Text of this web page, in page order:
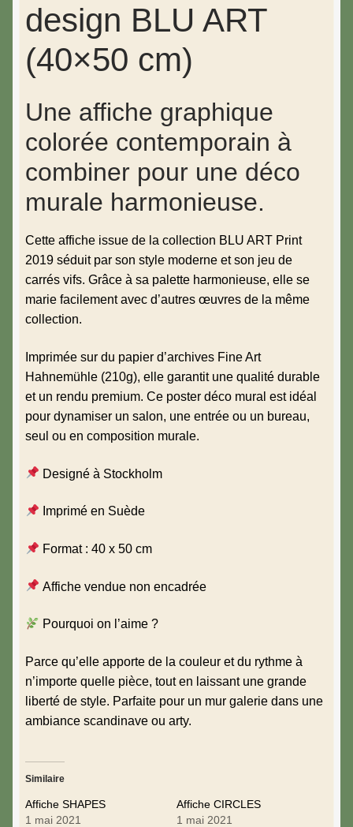
design BLU ART
(40×50 cm)
Une affiche graphique
colorée contemporain à
combiner pour une déco
murale harmonieuse.
Cette affiche issue de la collection BLU ART Print
2019 séduit par son style moderne et son jeu de
carrés vifs. Grâce à sa palette harmonieuse, elle se
marie facilement avec d’autres œuvres de la même
collection.
Imprimée sur du papier d’archives Fine Art
Hahnemühle (210g), elle garantit une qualité durable
et un rendu premium. Ce poster déco mural est idéal
pour dynamiser un salon, une entrée ou un bureau,
seul ou en composition murale.
Designé à Stockholm
Imprimé en Suède
Format : 40 x 50 cm
Affiche vendue non encadrée
Pourquoi on l’aime ?
Parce qu’elle apporte de la couleur et du rythme à
n’importe quelle pièce, tout en laissant une grande
liberté de style. Parfaite pour un mur galerie dans une
ambiance scandinave ou arty.
Similaire
Affiche SHAPES
1 mai 2021
Affiche CIRCLES
1 mai 2021